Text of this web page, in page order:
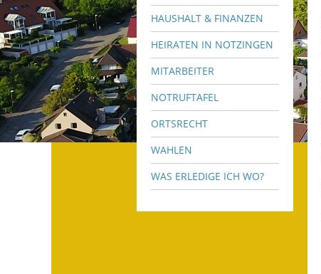
HAUSHALT & FINANZEN
HEIRATEN IN NOTZINGEN
MITARBEITER
NOTRUFTAFEL
ORTSRECHT
WAHLEN
WAS ERLEDIGE ICH WO?